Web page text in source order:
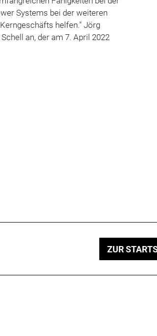
Systems bei der weiteren
helfen." Jörg
an, der am 7. April 2022
ZUR